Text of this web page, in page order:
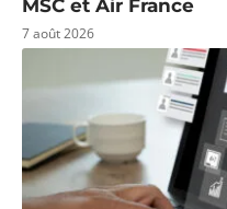
MSC et Air France
7 août 2026